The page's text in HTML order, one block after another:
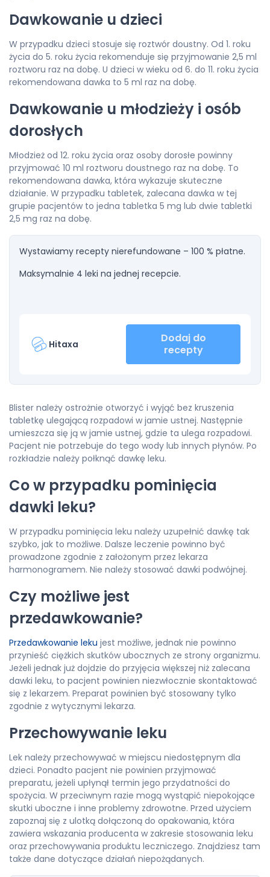
Dawkowanie u dzieci
W przypadku dzieci stosuje się roztwór doustny. Od 1. roku
życia do 5. roku życia rekomenduje się przyjmowanie 2,5 ml
roztworu raz na dobę. U dzieci w wieku od 6. do 11. roku życia
rekomendowana dawka to 5 ml raz na dobę.
Dawkowanie u młodzieży i osób
dorosłych
Młodzież od 12. roku życia oraz osoby dorosłe powinny
przyjmować 10 ml roztworu doustnego raz na dobę. To
rekomendowana dawka, która wykazuje skuteczne
działanie. W przypadku tabletek, zalecana dawka w tej
grupie pacjentów to jedna tabletka 5 mg lub dwie tabletki
2,5 mg raz na dobę.
Wystawiamy recepty nierefundowane – 100 % płatne.
Maksymalnie 4 leki na jednej recepcie.
Hitaxa
Dodaj do
recepty
Blister należy ostrożnie otworzyć i wyjąć bez kruszenia
tabletkę ulegającą rozpadowi w jamie ustnej. Następnie
umieszcza się ją w jamie ustnej, gdzie ta ulega rozpadowi.
Pacjent nie potrzebuje do tego wody lub innych płynów. Po
rozkładzie należy połknąć dawkę leku.
Co w przypadku pominięcia
dawki leku?
W przypadku pominięcia leku należy uzupełnić dawkę tak
szybko, jak to możliwe. Dalsze leczenie powinno być
prowadzone zgodnie z założonym przez lekarza
harmonogramem. Nie należy stosować dawki podwójnej.
Czy możliwe jest
przedawkowanie?
Przedawkowanie leku jest możliwe, jednak nie powinno
przynieść ciężkich skutków ubocznych ze strony organizmu.
Jeżeli jednak już dojdzie do przyjęcia większej niż zalecana
dawki leku, to pacjent powinien niezwłocznie skontaktować
się z lekarzem. Preparat powinien być stosowany tylko
zgodnie z wytycznymi lekarza.
Przechowywanie leku
Lek należy przechowywać w miejscu niedostępnym dla
dzieci. Ponadto pacjent nie powinien przyjmować
preparatu, jeżeli upłynął termin jego przydatności do
spożycia. W przeciwnym razie mogą wystąpić niepokojące
skutki uboczne i inne problemy zdrowotne. Przed użyciem
zapoznaj się z ulotką dołączoną do opakowania, która
zawiera wskazania producenta w zakresie stosowania leku
oraz przechowywania produktu leczniczego. Znajdziesz tam
także dane dotyczące działań niepożądanych.